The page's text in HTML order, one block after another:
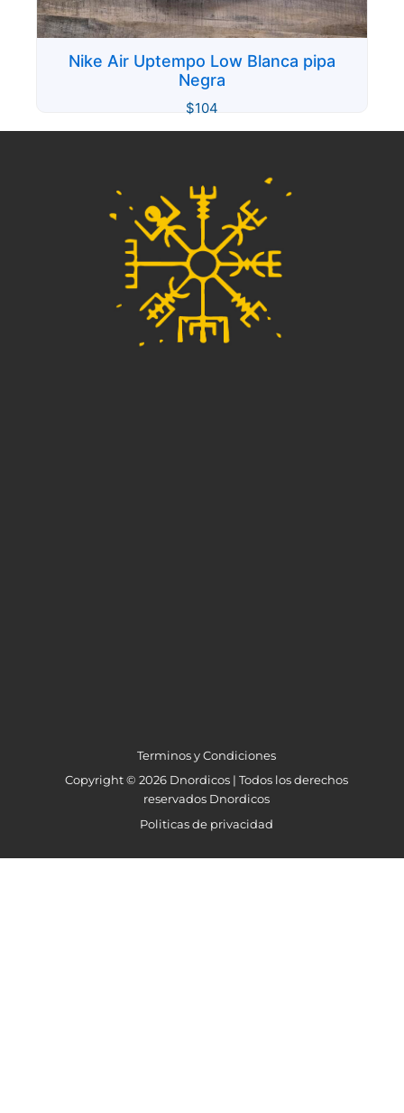
Nike Air Uptempo Low Blanca pipa
Negra
$104
Terminos y Condiciones
Copyright © 2026 Dnordicos | Todos los derechos
reservados Dnordicos
Politicas de privacidad